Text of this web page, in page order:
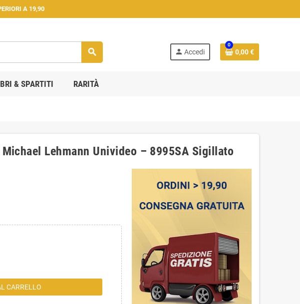
A 19,90
search person Accedi
0
0,00 €
& SPARTITI RARITÀ
Lehmann Univideo – 8995SA Sigillato
CARRELLO